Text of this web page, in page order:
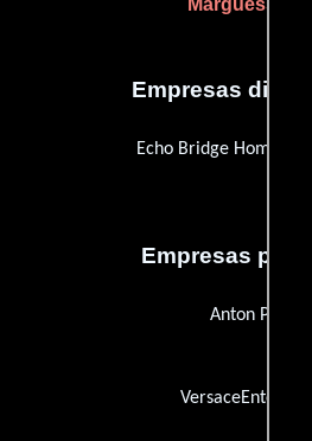
Marguesse
Empresas
Echo Bridge Home
Empresas
Anton Pictures